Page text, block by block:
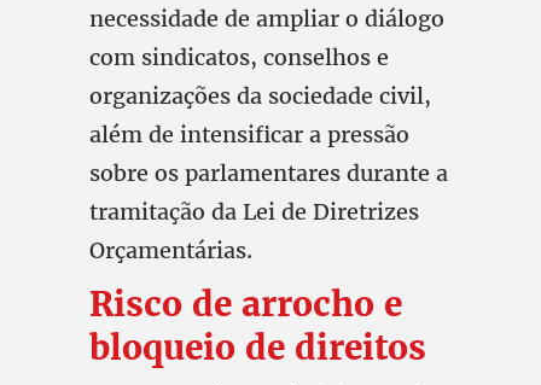
necessidade de ampliar o diálogo
com sindicatos, conselhos e
organizações da sociedade civil,
além de intensificar a pressão
sobre os parlamentares durante a
tramitação da Lei de Diretrizes
Orçamentárias.
Risco de arrocho e
bloqueio de direitos